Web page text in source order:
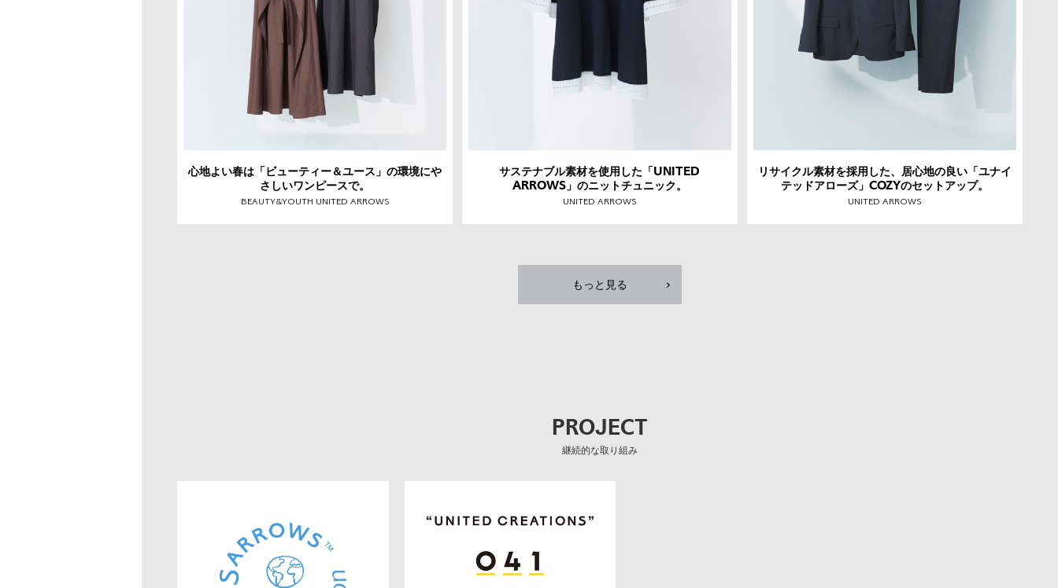
心地よい春は「ビューティー＆ユース」の環境にや
さしいワンピースで。
BEAUTY&YOUTH UNITED ARROWS
サステナブル素材を使用した「UNITED
ARROWS」のニットチュニック。
UNITED ARROWS
リサイクル素材を採用した、居心地の良い「ユナイ
テッドアローズ」COZYのセットアップ。
UNITED ARROWS
もっと見る
PROJECT
継続的な取り組み